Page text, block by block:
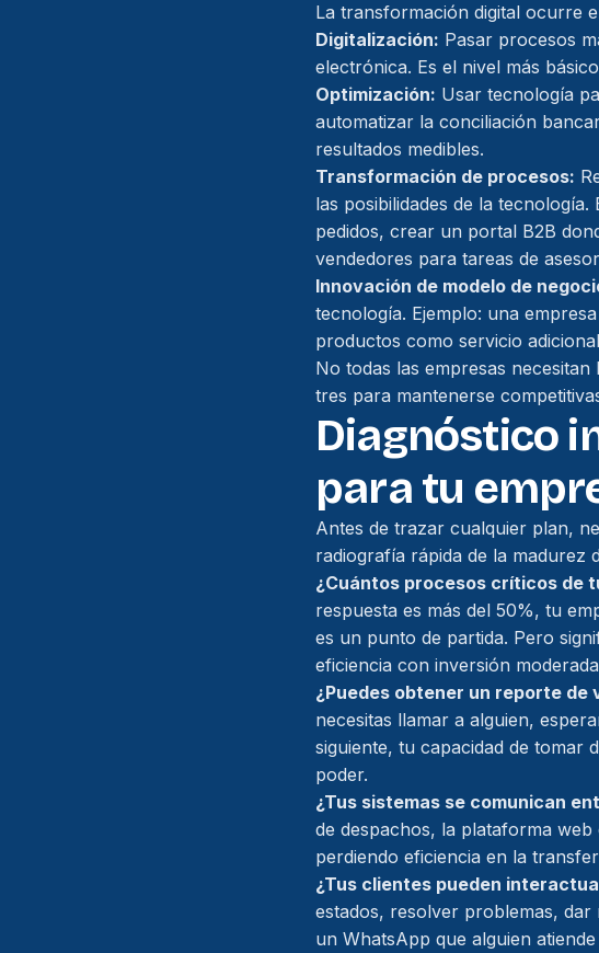
La transformación digital ocurre
Digitalización: Pasar procesos
electrónica. Es el nivel más
Optimización: Usar tecnología
automatizar la conciliación
resultados medibles.
Transformación de procesos:
las posibilidades de la
pedidos, crear un portal B2B
vendedores para tareas de
Innovación de modelo de
tecnología. Ejemplo: una
productos como servicio
No todas las empresas
tres para mantenerse
Diagnóstico
para tu
Antes de trazar cualquier plan,
radiografía rápida de la madurez
¿Cuántos procesos críticos de
respuesta es más del 50%, tu
es un punto de partida. Pero
eficiencia con inversión
¿Puedes obtener un reporte de
necesitas llamar a alguien,
siguiente, tu capacidad de tomar
poder.
¿Tus sistemas se comunican
de despachos, la plataforma
perdiendo eficiencia en la
¿Tus clientes pueden
estados, resolver problemas,
un WhatsApp que alguien